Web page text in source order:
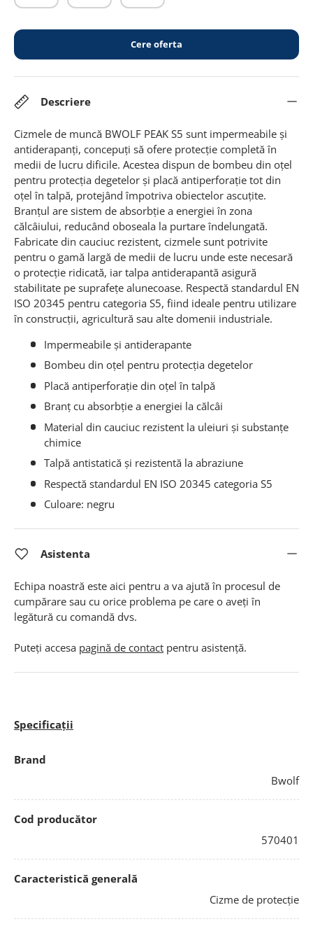
Cere oferta
Descriere
Cizmele de muncă BWOLF PEAK S5 sunt impermeabile și
antiderapanți, concepuți să ofere protecție completă în
medii de lucru dificile. Acestea dispun de bombeu din oțel
pentru protecția degetelor și placă antiperforație tot din
oțel în talpă, protejând împotriva obiectelor ascuțite.
Branțul are sistem de absorbție a energiei în zona
călcâiului, reducând oboseala la purtare îndelungată.
Fabricate din cauciuc rezistent, cizmele sunt potrivite
pentru o gamă largă de medii de lucru unde este necesară
o protecție ridicată, iar talpa antiderapantă asigură
stabilitate pe suprafețe alunecoase. Respectă standardul EN
ISO 20345 pentru categoria S5, fiind ideale pentru utilizare
în construcții, agricultură sau alte domenii industriale.
Impermeabile și antiderapante
Bombeu din oțel pentru protecția degetelor
Placă antiperforație din oțel în talpă
Branț cu absorbție a energiei la călcâi
Material din cauciuc rezistent la uleiuri și substanțe
chimice
Talpă antistatică și rezistentă la abraziune
Respectă standardul EN ISO 20345 categoria S5
Culoare: negru
Asistenta
Echipa noastră este aici pentru a va ajută în procesul de
cumpărare sau cu orice problema pe care o aveți în
legătură cu comandă dvs.
Puteți accesa pagină de contact pentru asistență.
Specificații
Brand
Bwolf
Cod producător
570401
Caracteristică generală
Cizme de protecție